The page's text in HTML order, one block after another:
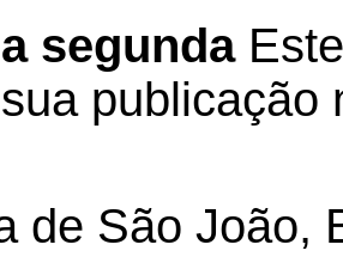
segunda
publicação
de São João,